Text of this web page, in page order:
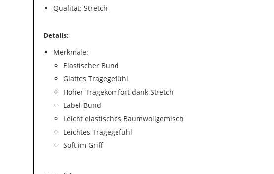
Qualität: Stretch
Details:
Merkmale:
Elastischer Bund
Glattes Tragegefühl
Hoher Tragekomfort dank Stretch
Label-Bund
Leicht elastisches Baumwollgemisch
Leichtes Tragegefühl
Soft im Griff